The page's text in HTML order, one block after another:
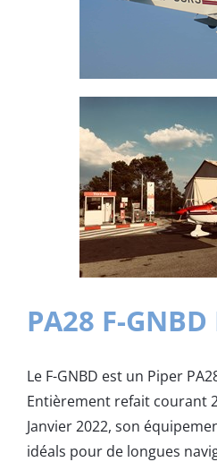
PA28 F-GNBD
Le F-GNBD est un Piper
Entièrement refait courant
Janvier 2022, son
idéals pour de longues